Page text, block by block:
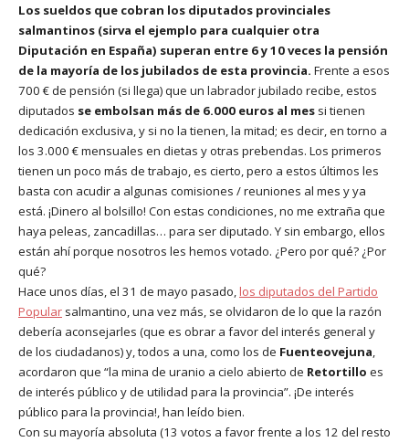
Los sueldos que cobran los diputados provinciales
salmantinos (sirva el ejemplo para cualquier otra
Diputación en España) superan entre 6 y 10 veces la pensión
de la mayoría de los jubilados de esta provincia. Frente a esos
700 € de pensión (si llega) que un labrador jubilado recibe, estos
diputados se embolsan más de 6.000 euros al mes si tienen
dedicación exclusiva, y si no la tienen, la mitad; es decir, en torno a
los 3.000 € mensuales en dietas y otras prebendas. Los primeros
tienen un poco más de trabajo, es cierto, pero a estos últimos les
basta con acudir a algunas comisiones / reuniones al mes y ya
está. ¡Dinero al bolsillo! Con estas condiciones, no me extraña que
haya peleas, zancadillas… para ser diputado. Y sin embargo, ellos
están ahí porque nosotros les hemos votado. ¿Pero por qué? ¿Por
qué?
Hace unos días, el 31 de mayo pasado,los diputados del Partido
Popular salmantino, una vez más, se olvidaron de lo que la razón
debería aconsejarles (que es obrar a favor del interés general y
de los ciudadanos) y, todos a una, como los de Fuenteovejuna,
acordaron que “la mina de uranio a cielo abierto de Retortillo es
de interés público y de utilidad para la provincia”. ¡De interés
público para la provincia!, han leído bien.
Con su mayoría absoluta (13 votos a favor frente a los 12 del resto